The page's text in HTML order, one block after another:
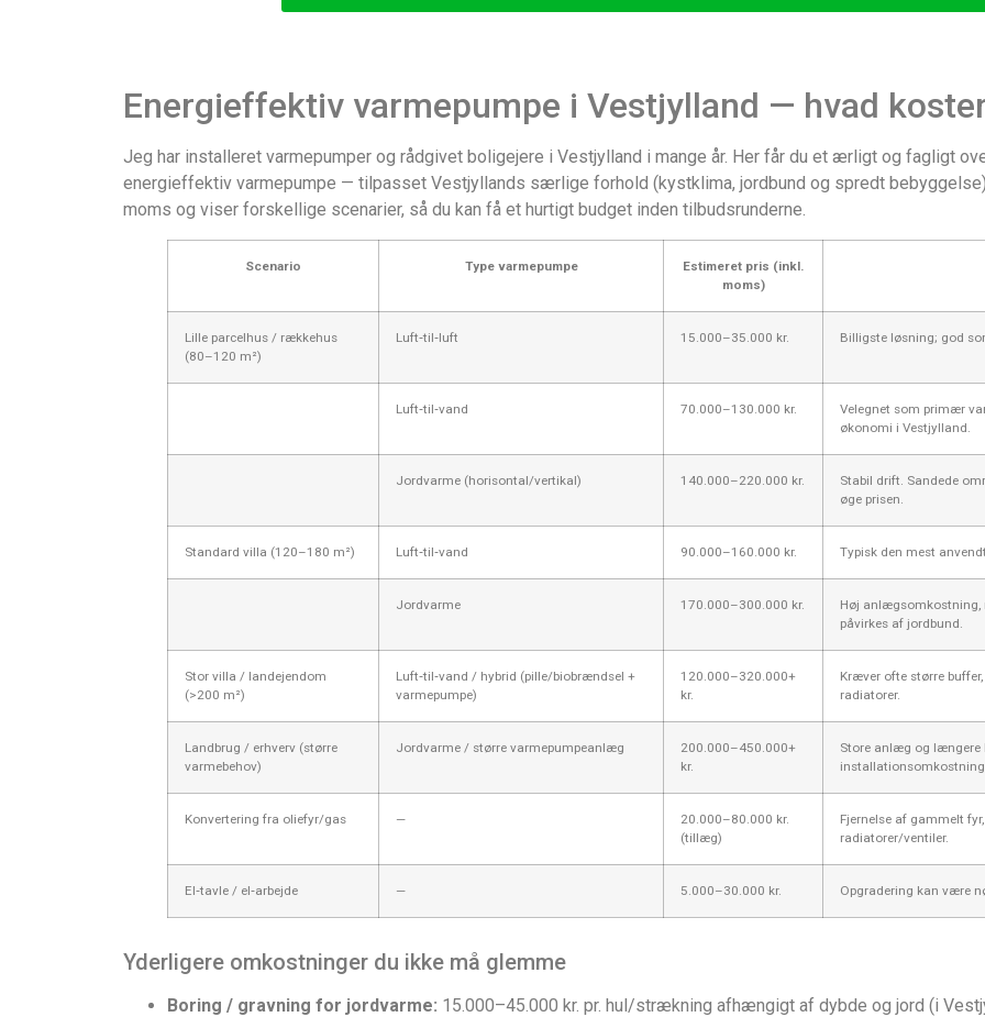
Energieffektiv varmepumpe i Vestjylland — hvad
Jeg har installeret varmepumper og rådgivet boligejere i Vestjylland i mange år. Her får du et ærligt og fagligt
energieffektiv varmepumpe — tilpasset Vestjyllands særlige forhold (kystklima, jordbund og spredt
moms og viser forskellige scenarier, så du kan få et hurtigt budget inden tilbudsrunderne.
Scenario Type varmepumpe
Estimeret pris (inkl.
moms)
Lille parcelhus / rækkehus
(80–120 m²)
Luft‑til‑luft 15.000–35.000 kr. Billigste løsning; god
Luft‑til‑vand 70.000–130.000 kr.
Velegnet som primær
økonomi i Vestjylland.
Jordvarme (horisontal/vertikal) 140.000–220.000 kr.
Stabil drift. Sandede
øge prisen.
Standard villa (120–180 m²) Luft‑til‑vand 90.000–160.000 kr. Typisk den mest
Jordvarme 170.000–300.000 kr.
Høj anlægsomkostning,
påvirkes af jordbund.
Stor villa / landejendom
(>200 m²)
Luft‑til‑vand / hybrid (pille/biobrændsel +
varmepumpe)
120.000–320.000+
kr.
Kræver ofte større
radiatorer.
Landbrug / erhverv (større
varmebehov)
Jordvarme / større varmepumpeanlæg
200.000–450.000+
kr.
Store anlæg og længere
Konvertering fra oliefyr/gas —
20.000–80.000 kr.
(tillæg)
Fjernelse af gammelt
radiatorer/ventiler.
El‑tavle / el‑arbejde — 5.000–30.000 kr. Opgradering kan være
Yderligere omkostninger du ikke må glemme
Boring / gravning for jordvarme: 15.000–45.000 kr. pr. hul/strækning afhængigt af dybde og jord (i